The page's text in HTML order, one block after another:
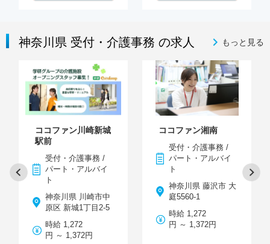
神奈川県 受付・介護事務 の求人 もっと見る
ココファン川崎新城
駅前
受付・介護事務 /
パート・アルバイ
ト
神奈川県 川崎市中
原区 新城1丁目2-5
時給 1,272
円 ～ 1,372円
ココファン湘南
受付・介護事務 /
パート・アルバイ
ト
神奈川県 藤沢市 大
庭5560-1
時給 1,272
円 ～ 1,372円